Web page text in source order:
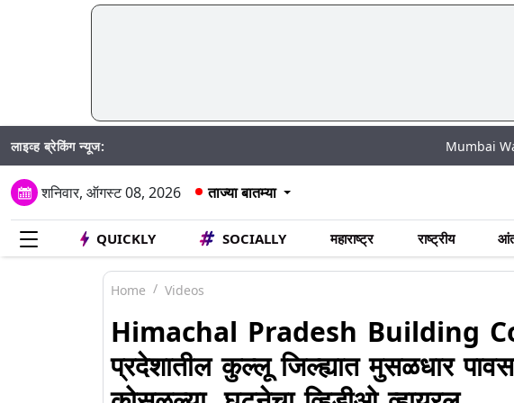
लाइव्ह ब्रेकिंग न्यूज: Mumbai Water Cut:
शनिवार, ऑगस्ट 08, 2026 ताज्या बातम्या
QUICKLY SOCIALLY महाराष्ट्र राष्ट्रीय
Home Videos
Himachal Pradesh Building
प्रदेशातील कुल्लू जिल्ह्यात मुसळधार